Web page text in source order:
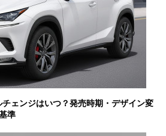
ェンジはいつ？発売時期・デザイン変
準